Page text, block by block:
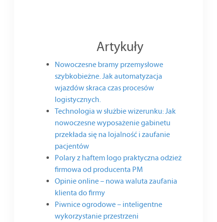
Artykuły
Nowoczesne bramy przemysłowe
szybkobieżne. Jak automatyzacja
wjazdów skraca czas procesów
logistycznych.
Technologia w służbie wizerunku: Jak
nowoczesne wyposażenie gabinetu
przekłada się na lojalność i zaufanie
pacjentów
Polary z haftem logo praktyczna odzież
firmowa od producenta PM
Opinie online – nowa waluta zaufania
klienta do firmy
Piwnice ogrodowe – inteligentne
wykorzystanie przestrzeni